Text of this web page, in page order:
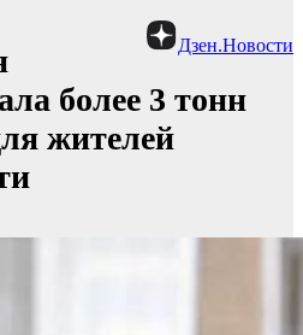
Дзен.Новости
более 3 тонн
жителей